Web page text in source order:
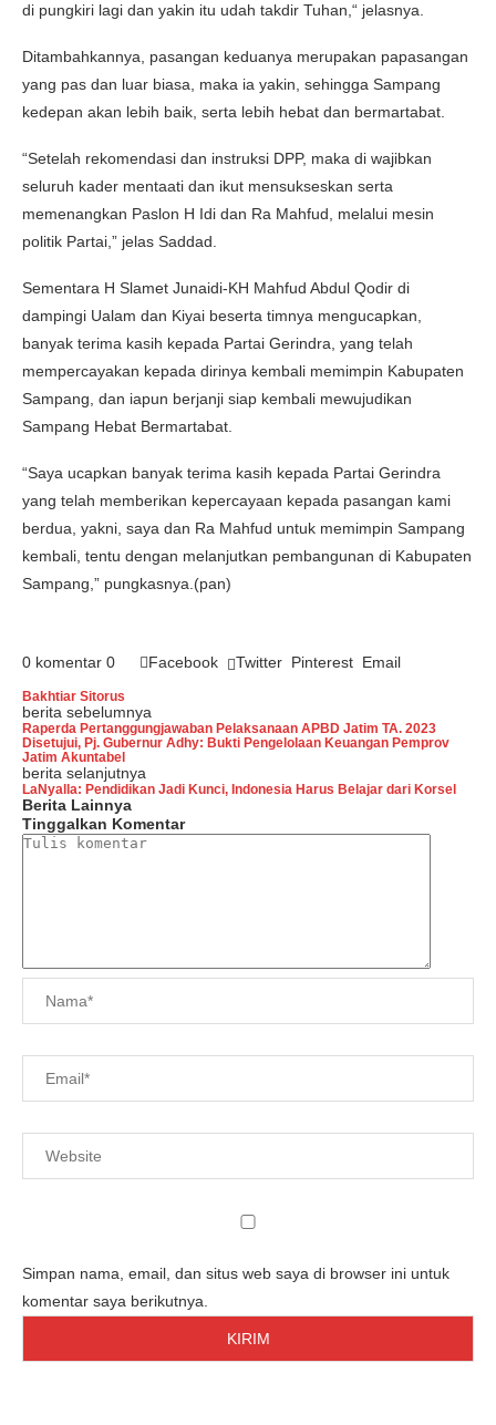
di pungkiri lagi dan yakin itu udah takdir Tuhan,“ jelasnya.
Ditambahkannya, pasangan keduanya merupakan papasangan
yang pas dan luar biasa, maka ia yakin, sehingga Sampang
kedepan akan lebih baik, serta lebih hebat dan bermartabat.
“Setelah rekomendasi dan instruksi DPP, maka di wajibkan
seluruh kader mentaati dan ikut mensukseskan serta
memenangkan Paslon H Idi dan Ra Mahfud, melalui mesin
politik Partai,” jelas Saddad.
Sementara H Slamet Junaidi-KH Mahfud Abdul Qodir di
dampingi Ualam dan Kiyai beserta timnya mengucapkan,
banyak terima kasih kepada Partai Gerindra, yang telah
mempercayakan kepada dirinya kembali memimpin Kabupaten
Sampang, dan iapun berjanji siap kembali mewujudikan
Sampang Hebat Bermartabat.
“Saya ucapkan banyak terima kasih kepada Partai Gerindra
yang telah memberikan kepercayaan kepada pasangan kami
berdua, yakni, saya dan Ra Mahfud untuk memimpin Sampang
kembali, tentu dengan melanjutkan pembangunan di Kabupaten
Sampang,” pungkasnya.(pan)
0 komentar 0 Facebook Twitter Pinterest Email
Bakhtiar Sitorus
berita sebelumnya
Raperda Pertanggungjawaban Pelaksanaan APBD Jatim TA. 2023
Disetujui, Pj. Gubernur Adhy: Bukti Pengelolaan Keuangan Pemprov
Jatim Akuntabel
berita selanjutnya
LaNyalla: Pendidikan Jadi Kunci, Indonesia Harus Belajar dari Korsel
Berita Lainnya
Tinggalkan Komentar
Simpan nama, email, dan situs web saya di browser ini untuk
komentar saya berikutnya.